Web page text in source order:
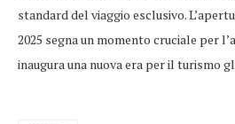
standard del viaggio esclusivo.
2025 segna un momento cruciale per
inaugura una nuova era per il turismo